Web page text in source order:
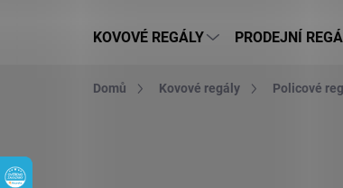
KOVOVÉ REGÁLY PRODEJNÍ
Domů Kovové regály Policové